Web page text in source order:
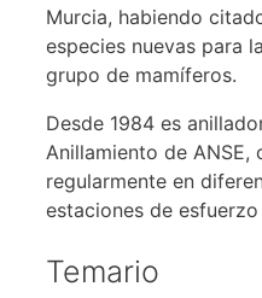
Murcia, habiendo
especies nuevas para
grupo de mamíferos.
Desde 1984 es
Anillamiento de
regularmente en
estaciones de
Temario